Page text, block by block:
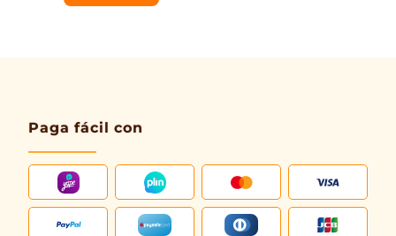
Paga fácil con